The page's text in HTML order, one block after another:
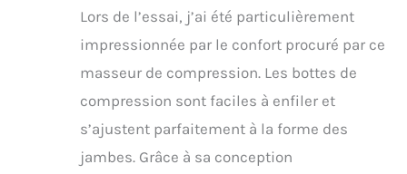
l'organisation cellulaire
orange, il peut répondre
besoins
Lors de l’essai, j’ai été particulièrement
impressionnée par le confort procuré par ce
masseur de compression. Les bottes de
compression sont faciles à enfiler et
s’ajustent parfaitement à la forme des
jambes. Grâce à sa conception